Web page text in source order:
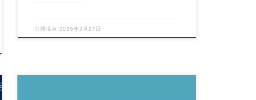
公開済み2026年2月27日